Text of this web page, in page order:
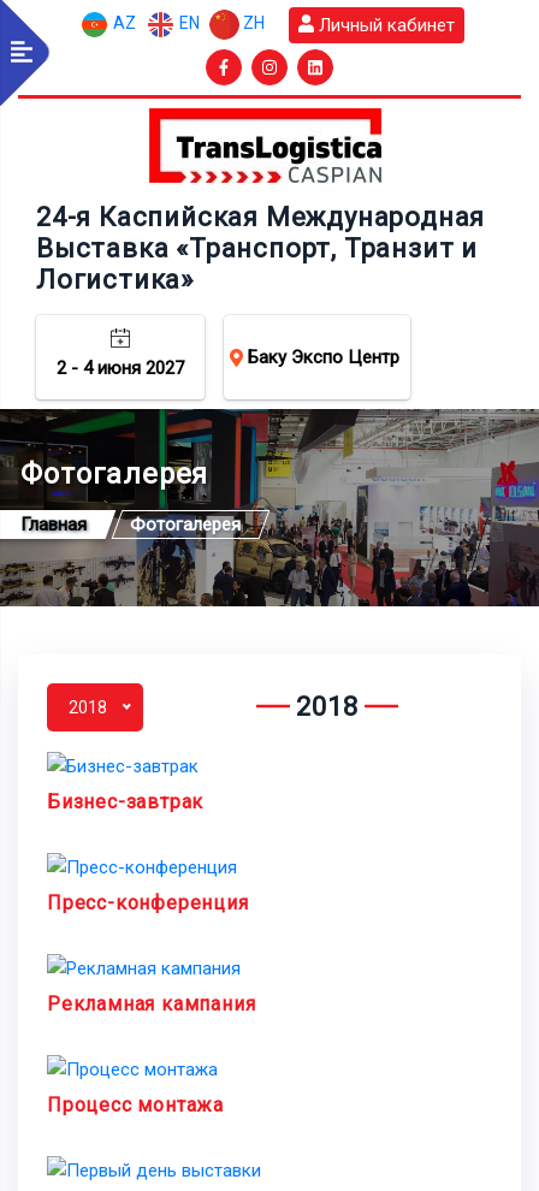
AZ EN ZH Личный кабинет
24-я Каспийская Международная
Выставка «Транспорт, Транзит и
Логистика»
2 - 4 июня 2027 Баку Экспо Центр
Фотогалерея
Главная Фотогалерея
2018 2018
Бизнес-завтрак
Пресс-конференция
Рекламная кампания
Процесс монтажа